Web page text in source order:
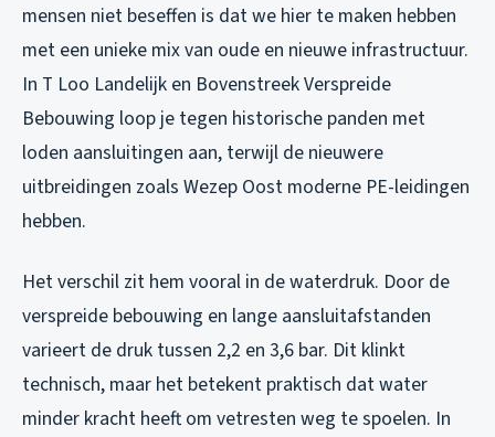
mensen niet beseffen is dat we hier te maken hebben
met een unieke mix van oude en nieuwe infrastructuur.
In T Loo Landelijk en Bovenstreek Verspreide
Bebouwing loop je tegen historische panden met
loden aansluitingen aan, terwijl de nieuwere
uitbreidingen zoals Wezep Oost moderne PE-leidingen
hebben.
Het verschil zit hem vooral in de waterdruk. Door de
verspreide bebouwing en lange aansluitafstanden
varieert de druk tussen 2,2 en 3,6 bar. Dit klinkt
technisch, maar het betekent praktisch dat water
minder kracht heeft om vetresten weg te spoelen. In